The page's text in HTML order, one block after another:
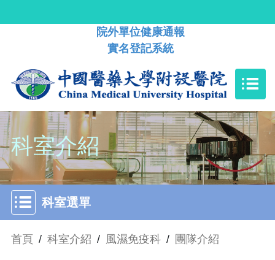
院外單位健康通報
實名登記系統
科室介紹
科室選單
首頁 / 科室介紹 / 風濕免疫科 / 團隊介紹